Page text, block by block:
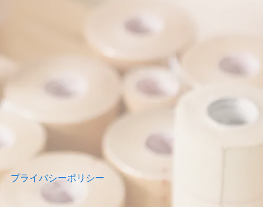
プライバシーポリシー